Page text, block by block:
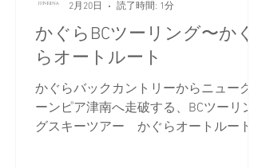
かぐらBCツーリング〜かぐ
らオートルート
かぐらバックカントリーからニューグリ
ーンピア津南へ走破する、BCツーリン
グスキーツアー かぐらオートルート。
2月20日
読了時間: 1分